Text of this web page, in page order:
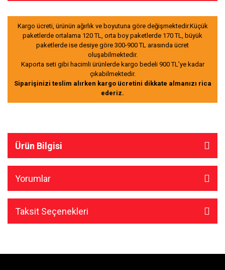
Kargo ücreti, ürünün ağırlık ve boyutuna göre değişmektedir.Küçük
paketlerde ortalama 120 TL, orta boy paketlerde 170 TL, büyük
paketlerde ise desiye göre 300-900 TL arasında ücret
oluşabilmektedir.
Kaporta seti gibi hacimli ürünlerde kargo bedeli 900 TL’ye kadar
çıkabilmektedir.
Siparişinizi teslim alırken kargo ücretini dikkate almanızı rica
ederiz.
Ürün Bilgisi
Yorumlar
Taksit Seçenekleri